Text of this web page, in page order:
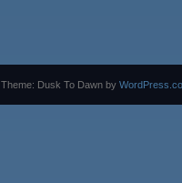
Theme: Dusk To Dawn by